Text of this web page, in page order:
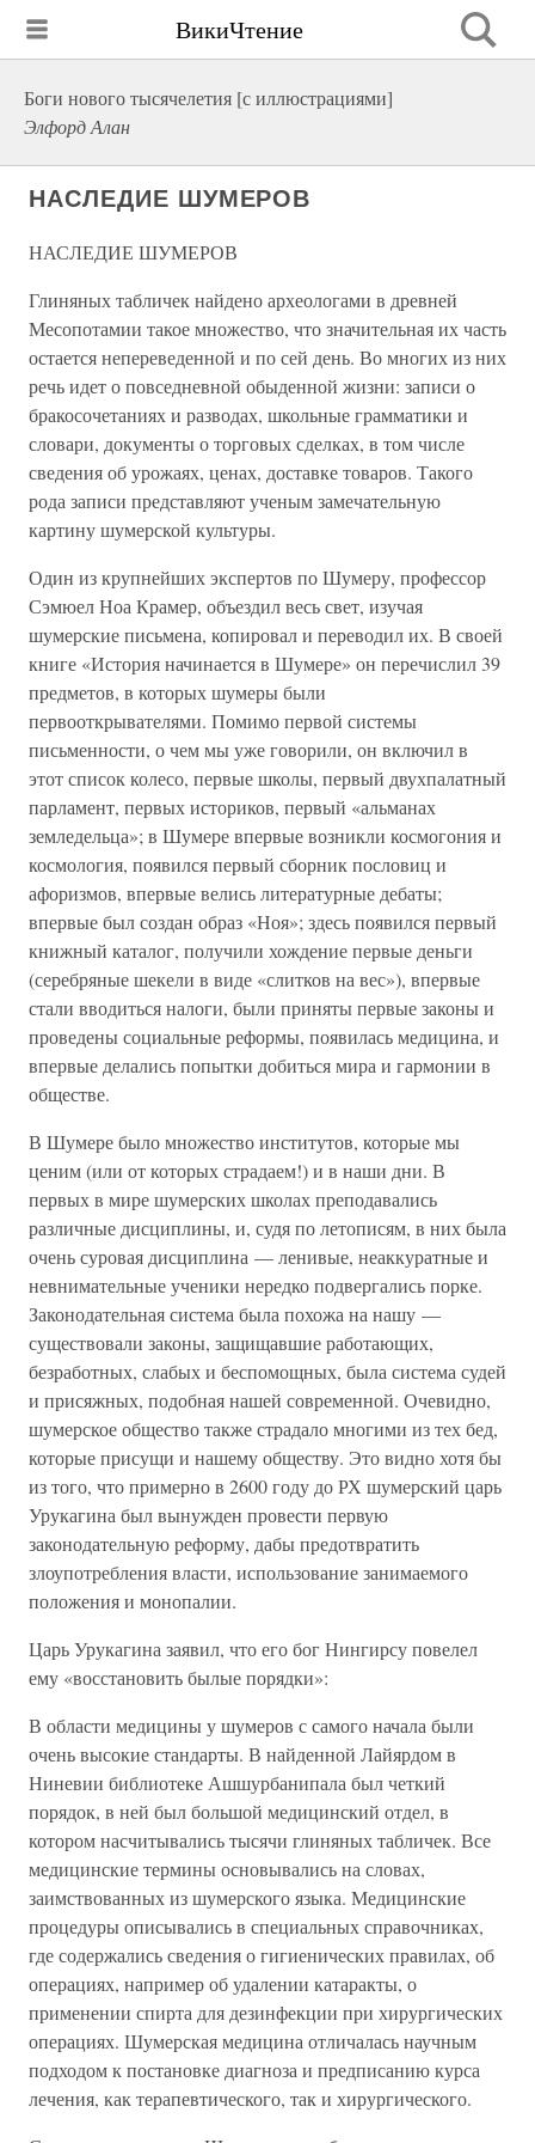
ВикиЧтение
Боги нового тысячелетия [с иллюстрациями]
Элфорд Алан
НАСЛЕДИЕ ШУМЕРОВ
НАСЛЕДИЕ ШУМЕРОВ
Глиняных табличек найдено археологами в древней
Месопотамии такое множество, что значительная их часть
остается непереведенной и по сей день. Во многих из них
речь идет о повседневной обыденной жизни: записи о
бракосочетаниях и разводах, школьные грамматики и
словари, документы о торговых сделках, в том числе
сведения об урожаях, ценах, доставке товаров. Такого
рода записи представляют ученым замечательную
картину шумерской культуры.
Один из крупнейших экспертов по Шумеру, профессор
Сэмюел Ноа Крамер, объездил весь свет, изучая
шумерские письмена, копировал и переводил их. В своей
книге «История начинается в Шумере» он перечислил 39
предметов, в которых шумеры были
первооткрывателями. Помимо первой системы
письменности, о чем мы уже говорили, он включил в
этот список колесо, первые школы, первый двухпалатный
парламент, первых историков, первый «альманах
земледельца»; в Шумере впервые возникли космогония и
космология, появился первый сборник пословиц и
афоризмов, впервые велись литературные дебаты;
впервые был создан образ «Ноя»; здесь появился первый
книжный каталог, получили хождение первые деньги
(серебряные шекели в виде «слитков на вес»), впервые
стали вводиться налоги, были приняты первые законы и
проведены социальные реформы, появилась медицина, и
впервые делались попытки добиться мира и гармонии в
обществе.
В Шумере было множество институтов, которые мы
ценим (или от которых страдаем!) и в наши дни. В
первых в мире шумерских школах преподавались
различные дисциплины, и, судя по летописям, в них была
очень суровая дисциплина — ленивые, неаккуратные и
невнимательные ученики нередко подвергались порке.
Законодательная система была похожа на нашу —
существовали законы, защищавшие работающих,
безработных, слабых и беспомощных, была система судей
и присяжных, подобная нашей современной. Очевидно,
шумерское общество также страдало многими из тех бед,
которые присущи и нашему обществу. Это видно хотя бы
из того, что примерно в 2600 году до РХ шумерский царь
Урукагина был вынужден провести первую
законодательную реформу, дабы предотвратить
злоупотребления власти, использование занимаемого
положения и монопалии.
Царь Урукагина заявил, что его бог Нингирсу повелел
ему «восстановить былые порядки»:
В области медицины у шумеров с самого начала были
очень высокие стандарты. В найденной Лайярдом в
Ниневии библиотеке Ашшурбанипала был четкий
порядок, в ней был большой медицинский отдел, в
котором насчитывались тысячи глиняных табличек. Все
медицинские термины основывались на словах,
заимствованных из шумерского языка. Медицинские
процедуры описывались в специальных справочниках,
где содержались сведения о гигиенических правилах, об
операциях, например об удалении катаракты, о
применении спирта для дезинфекции при хирургических
операциях. Шумерская медицина отличалась научным
подходом к постановке диагноза и предписанию курса
лечения, как терапевтического, так и хирургического.